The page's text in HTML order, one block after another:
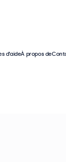
d’aideÀ propos de